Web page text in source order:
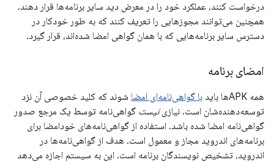
درخواست کنند، عملکرد خود را در معرض دید سایر برنامه‌ها قرار دهند.
همچنین می‌توانند مجوزهایی را تعریف کنند که به طور خودکار در
دسترس سایر برنامه‌هایی که با همان گواهی امضا شده‌اند، قرار گیرد.
امضای برنامه
همه APKها باید با گواهی‌نامه‌ای امضا شوند که کلید خصوصی آن نزد
توسعه‌دهنده‌شان است. نیازینیست گواهی‌نامه توسط یک مرجع صدور
گواهی‌نامه امضا شده باشد. استفاده از گواهی‌نامه‌های خودامضا برای
برنامه‌های اندروید مجاز و معمول است. هدف از گواهی‌نامه‌ها در
اندروید، تشخیص نویسندگان برنامه است. این به سیستم اجازه می‌دهد